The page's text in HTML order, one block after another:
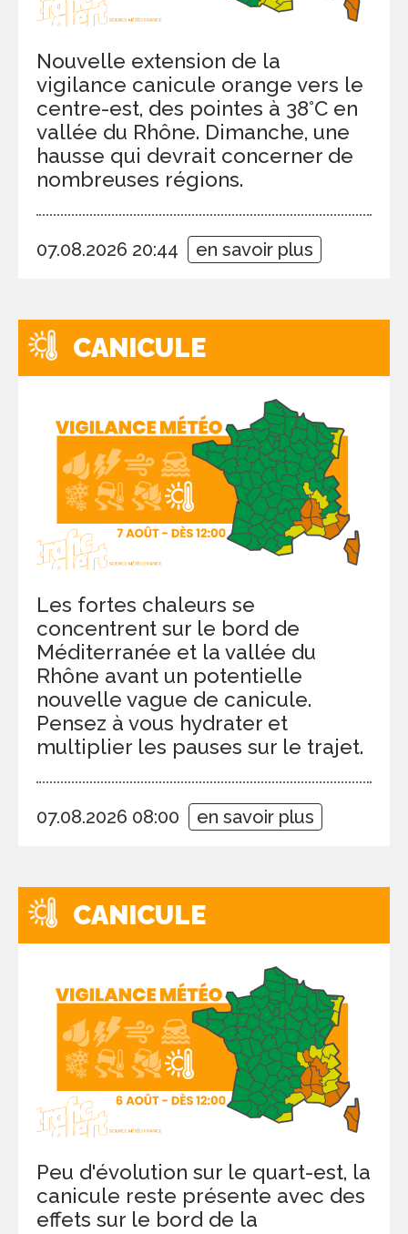
Nouvelle extension de la
vigilance canicule orange vers le
centre-est, des pointes à 38°C en
vallée du Rhône. Dimanche, une
hausse qui devrait concerner de
nombreuses régions.
07.08.2026 20:44 en savoir plus
CANICULE
Les fortes chaleurs se
concentrent sur le bord de
Méditerranée et la vallée du
Rhône avant un potentielle
nouvelle vague de canicule.
Pensez à vous hydrater et
multiplier les pauses sur le trajet.
07.08.2026 08:00 en savoir plus
CANICULE
Peu d'évolution sur le quart-est, la
canicule reste présente avec des
effets sur le bord de la